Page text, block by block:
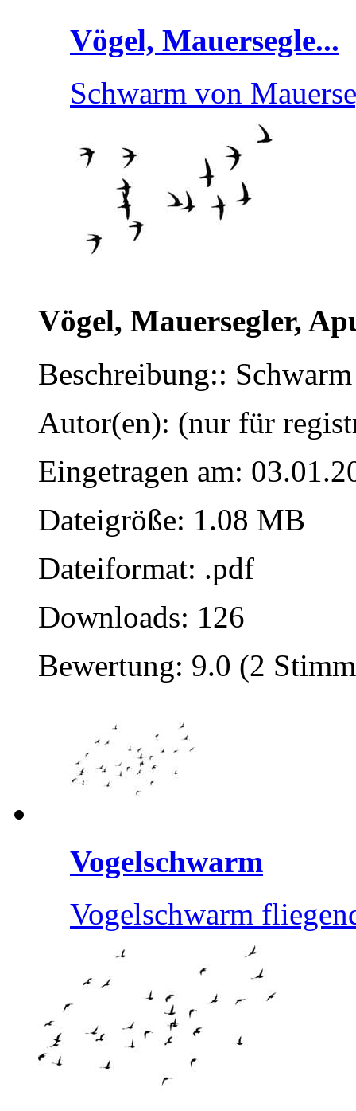
Vögel, Mauersegle...
Schwarm von
Vögel, Mauersegler,
Beschreibung::
Autor(en): (nur für
Eingetragen am:
Dateigröße: 1.08 MB
Dateiformat: .pdf
Downloads: 126
Bewertung: 9.0 (2
Vogelschwarm
Vogelschwarm